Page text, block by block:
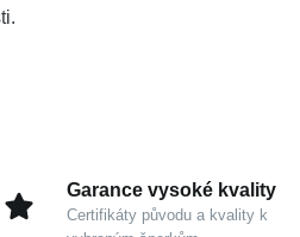
Garance vysoké kvality
Certifikáty původu a kvality k